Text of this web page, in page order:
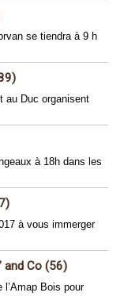
se tiendra à 9 h
au Duc organisent
à 18h dans les
à vous immerger
and Co (56)
l’Amap Bois pour